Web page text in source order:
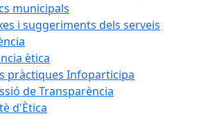
municipals
i suggeriments dels serveis
ètica
pràctiques Infoparticipa
de Transparència
d'Ètica